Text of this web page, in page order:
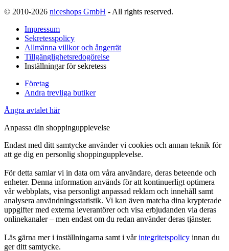
© 2010-2026 niceshops GmbH - All rights reserved.
Impressum
Sekretesspolicy
Allmänna villkor och ångerrät
Tillgänglighetsredogörelse
Inställningar för sekretess
Företag
Andra trevliga butiker
Ångra avtalet här
Anpassa din shoppingupplevelse
Endast med ditt samtycke använder vi cookies och annan teknik för
att ge dig en personlig shoppingupplevelse.
För detta samlar vi in data om våra användare, deras beteende och
enheter. Denna information används för att kontinuerligt optimera
vår webbplats, visa personligt anpassad reklam och innehåll samt
analysera användningsstatistik. Vi kan även matcha dina krypterade
uppgifter med externa leverantörer och visa erbjudanden via deras
onlinekanaler – men endast om du redan använder deras tjänster.
Läs gärna mer i inställningarna samt i vårintegritetspolicy innan du
ger ditt samtycke.